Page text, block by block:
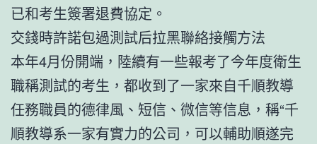
已和考生簽署退費協定。
交錢時許諾包過測試后拉黑聯絡接觸方法
本年4月份開端，陸續有一些報考了今年度衛生
職稱測試的考生，都收到了一家來自千順教導
任務職員的德律風、短信、微信等信息，稱“千
順教導系一家有實力的公司，可以輔助順遂完